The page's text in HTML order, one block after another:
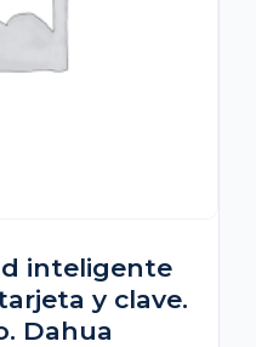
inteligente
y clave.
Dahua